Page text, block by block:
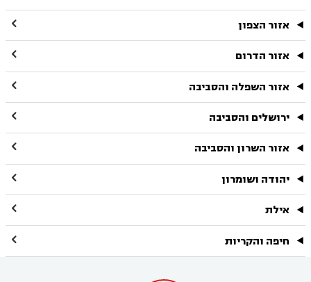
אזור הצפון 
אזור הדרום 
אזור השפלה והסביבה 
ירושלים והסביבה 
אזור השרון והסביבה 
יהודה ושומרון 
אילת 
חיפה והקריות 